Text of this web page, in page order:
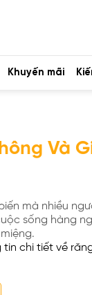
Khuyến mãi
Và
mà nhiều
sống hàng
chi tiết về